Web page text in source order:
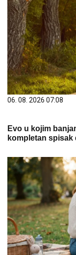
06. 08. 2026 07:08
Evo u kojim
kompletan